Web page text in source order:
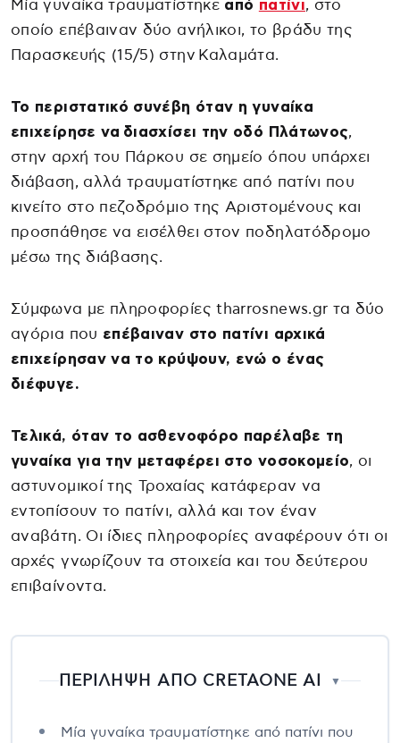
Μία γυναίκα τραυματίστηκε από πατίνι, στο
οποίο επέβαιναν δύο ανήλικοι, το βράδυ της
Παρασκευής (15/5) στην Καλαμάτα.
Το περιστατικό συνέβη όταν η γυναίκα
επιχείρησε να διασχίσει την οδό Πλάτωνος,
στην αρχή του Πάρκου σε σημείο όπου υπάρχει
διάβαση, αλλά τραυματίστηκε από πατίνι που
κινείτο στο πεζοδρόμιο της Αριστομένους και
προσπάθησε να εισέλθει στον ποδηλατόδρομο
μέσω της διάβασης.
Σύμφωνα με πληροφορίες tharrosnews.gr τα δύο
αγόρια που επέβαιναν στο πατίνι αρχικά
επιχείρησαν να το κρύψουν, ενώ ο ένας
διέφυγε.
Τελικά, όταν το ασθενοφόρο παρέλαβε τη
γυναίκα για την μεταφέρει στο νοσοκομείο, οι
αστυνομικοί της Τροχαίας κατάφεραν να
εντοπίσουν το πατίνι, αλλά και τον έναν
αναβάτη. Οι ίδιες πληροφορίες αναφέρουν ότι οι
αρχές γνωρίζουν τα στοιχεία και του δεύτερου
επιβαίνοντα.
ΠΕΡΙΛΗΨΗ ΑΠΟ CRETAONE AI ▼
Μία γυναίκα τραυματίστηκε από πατίνι που